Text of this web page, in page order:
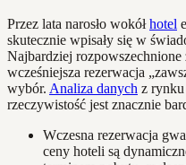
Przez lata narosło wokółhotel
skutecznie wpisały się w
Najbardziej
wcześniejsza rezerwacja
wybór. Analiza danych z
rzeczywistość jest znacznie
Wczesna rezerwacja
ceny hoteli są